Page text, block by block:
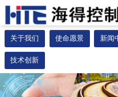
关于我们 使命愿景 新闻
技术创新